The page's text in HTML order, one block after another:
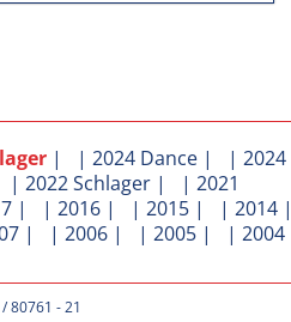
| | 2024 Dance | | 2024
| 2022 Schlager | | 2021
| | 2016 | | 2015 | | 2014 |
| | 2006 | | 2005 | | 2004
80761 - 21